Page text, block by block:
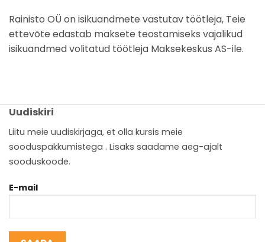
Rainisto OÜ on isikuandmete vastutav töötleja, Teie
ettevõte edastab maksete teostamiseks vajalikud
isikuandmed volitatud töötleja Maksekeskus AS-ile.
Uudiskiri
Liitu meie uudiskirjaga, et olla kursis meie
sooduspakkumistega . Lisaks saadame aeg-ajalt
sooduskoode.
E-mail